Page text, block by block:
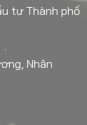
tư Thành phố
Nhân